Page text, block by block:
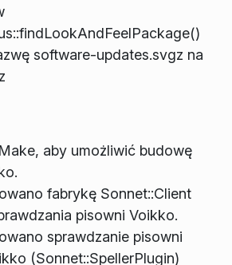
software-updates.svgz na
aby umożliwić budowę
fabrykę Sonnet::Client
pisowni Voikko.
sprawdzanie pisowni
(Sonnet::SpellerPlugin)